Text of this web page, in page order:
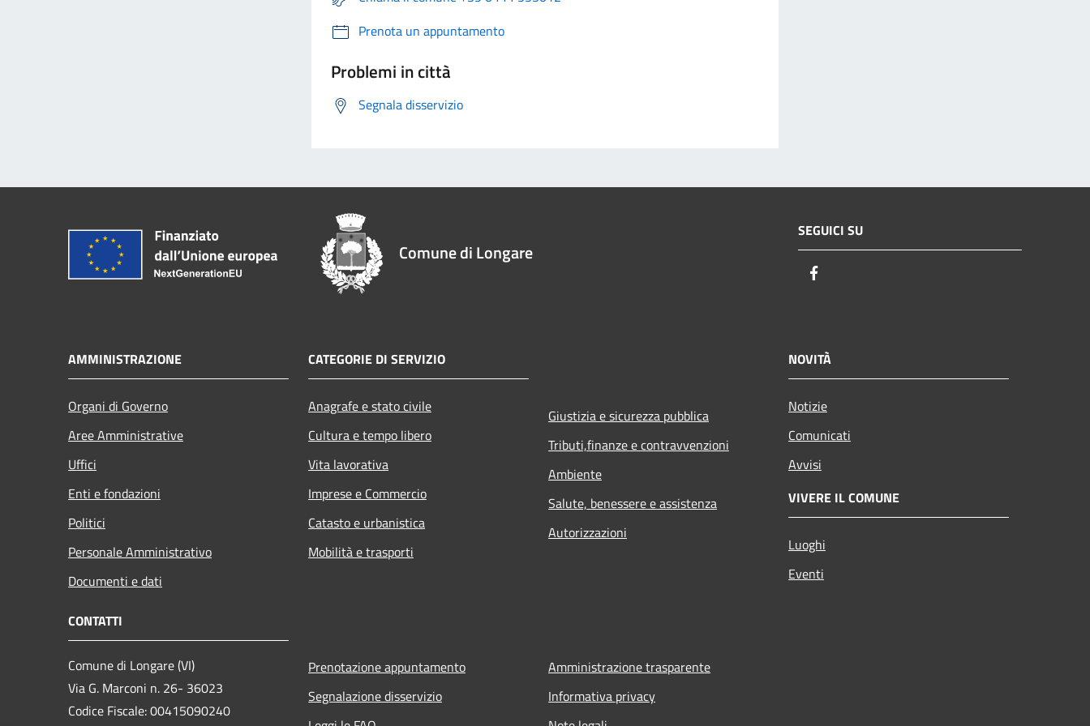
Prenota un appuntamento
Problemi in città
Segnala disservizio
Comune di Longare
SEGUICI SU
AMMINISTRAZIONE
Organi di Governo
Aree Amministrative
Uffici
Enti e fondazioni
Politici
Personale Amministrativo
Documenti e dati
CATEGORIE DI SERVIZIO
Anagrafe e stato civile
Cultura e tempo libero
Vita lavorativa
Imprese e Commercio
Catasto e urbanistica
Mobilità e trasporti
Giustizia e sicurezza pubblica
Tributi,finanze e contravvenzioni
Ambiente
Salute, benessere e assistenza
Autorizzazioni
NOVITÀ
Notizie
Comunicati
Avvisi
VIVERE IL COMUNE
Luoghi
Eventi
CONTATTI
Comune di Longare (VI)
Via G. Marconi n. 26- 36023
Codice Fiscale: 00415090240
Prenotazione appuntamento
Segnalazione disservizio
Amministrazione trasparente
Informativa privacy